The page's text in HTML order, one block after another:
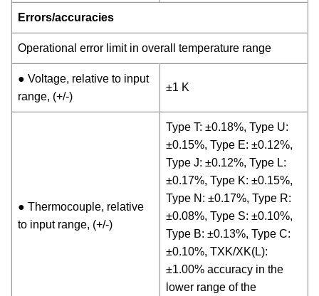
Errors/accuracies
Operational error limit in overall temperature range
● Voltage, relative to input
range, (+/-)
±1 K
● Thermocouple, relative
to input range, (+/-)
Type T: ±0.18%, Type U:
±0.15%, Type E: ±0.12%,
Type J: ±0.12%, Type L:
±0.17%, Type K: ±0.15%,
Type N: ±0.17%, Type R:
±0.08%, Type S: ±0.10%,
Type B: ±0.13%, Type C:
±0.10%, TXK/XK(L):
±1.00% accuracy in the
lower range of the